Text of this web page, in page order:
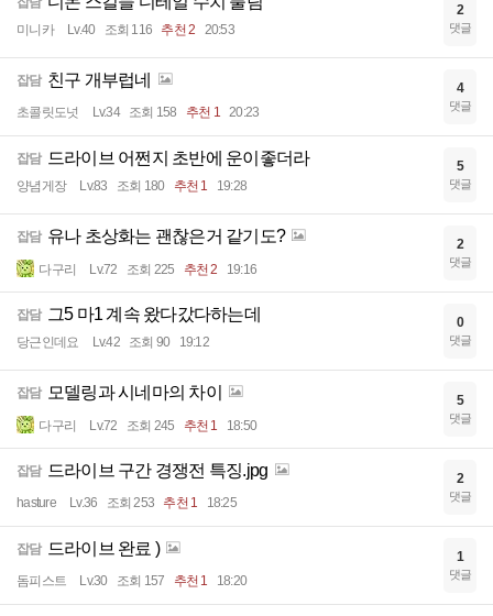
미니카 Lv.40 조회 116 추천 2 20:53
2
댓글
잡담 친구 개부럽네
초콜릿도넛 Lv.34 조회 158 추천 1 20:23
4
댓글
잡담 드라이브 어쩐지 초반에 운이좋더라
양념게장 Lv.83 조회 180 추천 1 19:28
5
댓글
잡담 유나 초상화는 괜찮은거 같기도?
다구리 Lv.72 조회 225 추천 2 19:16
2
댓글
잡담 그5 마1 계속 왔다갔다하는데
당근인데요 Lv.42 조회 90 19:12
0
댓글
잡담 모델링과 시네마의 차이
다구리 Lv.72 조회 245 추천 1 18:50
5
댓글
잡담 드라이브 구간 경쟁전 특징.jpg
hasture Lv.36 조회 253 추천 1 18:25
2
댓글
잡담 드라이브 완료 )
돔피스트 Lv.30 조회 157 추천 1 18:20
1
댓글